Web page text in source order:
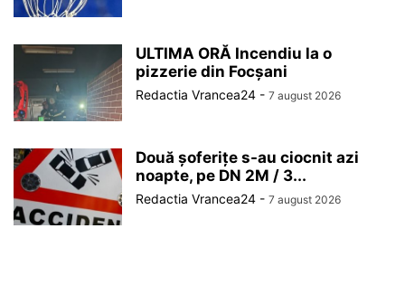
ULTIMA ORĂ Incendiu la o
pizzerie din Focșani
Redactia Vrancea24 - 7 august 2026
Două șoferițe s-au ciocnit azi
noapte, pe DN 2M / 3...
Redactia Vrancea24 - 7 august 2026